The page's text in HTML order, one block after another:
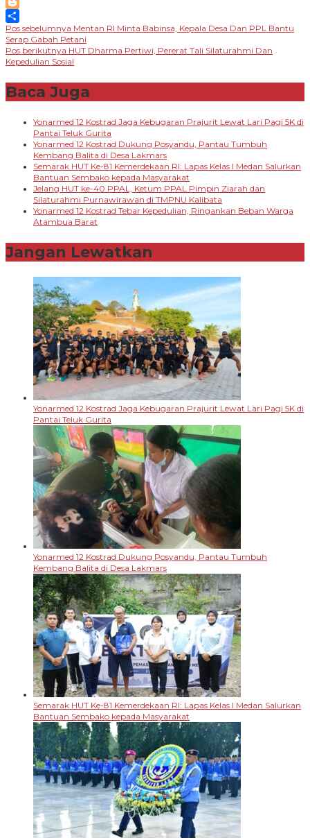
Blogger
Share
Navigasi
pos
Pos sebelumnya Mentan RI Minta Babinsa, Kepala Desa Dan PPL Bantu
Serap Gabah Petani
Pos berikutnya HUT Dharma Pertiwi, Pererat Tali Silaturahmi Dan
Kepedulian Sosial
Baca Juga
Yonarmed 12 Kostrad Jaga Kebugaran Prajurit Lewat Lari Pagi 5K di
Pantai Teluk Gurita
Yonarmed 12 Kostrad Dukung Posyandu, Pantau Tumbuh
Kembang Balita di Desa Lakmars
Semarak HUT Ke-81 Kemerdekaan RI: Lapas Kelas I Medan Salurkan
Bantuan Sembako kepada Masyarakat
Jelang HUT ke-40 PPAL, Ketum PPAL Pimpin Ziarah dan
Silaturahmi Purnawirawan di TMPNU Kalibata
Yonarmed 12 Kostrad Tebar Kepedulian, Ringankan Beban Warga
Atambua Barat
Jangan Lewatkan
Yonarmed 12 Kostrad Jaga Kebugaran Prajurit Lewat Lari Pagi 5K di
Pantai Teluk Gurita
Yonarmed 12 Kostrad Dukung Posyandu, Pantau Tumbuh
Kembang Balita di Desa Lakmars
Semarak HUT Ke-81 Kemerdekaan RI: Lapas Kelas I Medan Salurkan
Bantuan Sembako kepada Masyarakat